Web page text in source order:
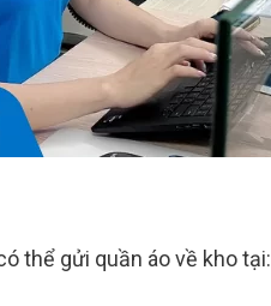
thể gửi quần áo về kho tại: